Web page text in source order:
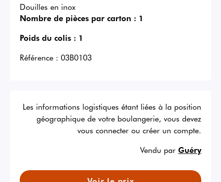
Douilles en inox
Nombre de pièces par carton : 1
Poids du colis : 1
Référence : 03B0103
Les informations logistiques étant liées à la position
géographique de votre boulangerie, vous devez
vous connecter ou créer un compte.
Vendu par Guéry